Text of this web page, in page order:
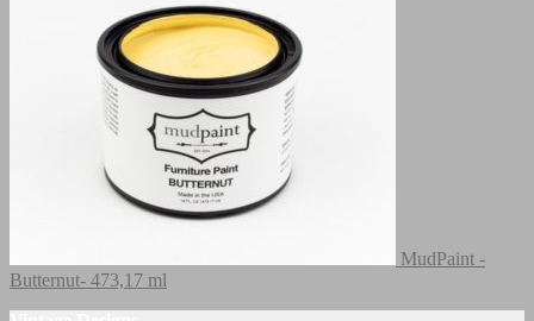
MudPaint -
Butternut- 473,17 ml